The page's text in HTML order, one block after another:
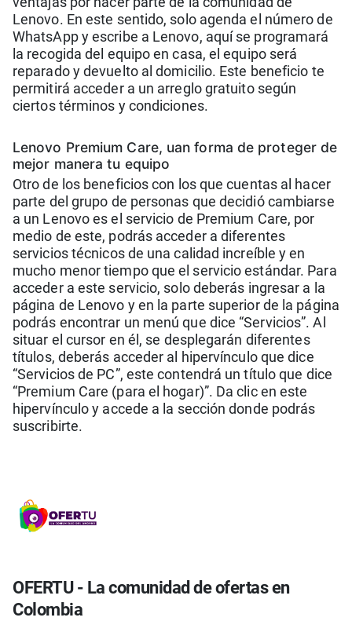
Lenovo. En este sentido, solo agenda el número de
WhatsApp y escribe a Lenovo, aquí se programará
la recogida del equipo en casa, el equipo será
reparado y devuelto al domicilio. Este beneficio te
permitirá acceder a un arreglo gratuito según
ciertos términos y condiciones.
Lenovo Premium Care, uan forma de proteger de
mejor manera tu equipo
Otro de los beneficios con los que cuentas al hacer
parte del grupo de personas que decidió cambiarse
a un Lenovo es el servicio de Premium Care, por
medio de este, podrás acceder a diferentes
servicios técnicos de una calidad increíble y en
mucho menor tiempo que el servicio estándar. Para
acceder a este servicio, solo deberás ingresar a la
página de Lenovo y en la parte superior de la página
podrás encontrar un menú que dice “Servicios”. Al
situar el cursor en él, se desplegarán diferentes
títulos, deberás acceder al hipervínculo que dice
“Servicios de PC”, este contendrá un título que dice
“Premium Care (para el hogar)”. Da clic en este
hipervínculo y accede a la sección donde podrás
suscribirte.
OFERTU - La comunidad de ofertas en
Colombia